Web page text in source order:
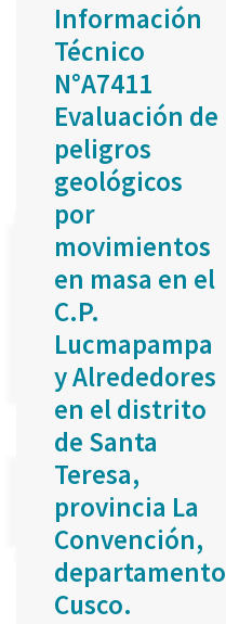
Información
Técnico
N°A7411
Evaluación de
peligros
geológicos
por
movimientos
en masa en el
C.P.
Lucmapampa
y Alrededores
en el distrito
de Santa
Teresa,
provincia La
Convención,
departamento
Cusco.